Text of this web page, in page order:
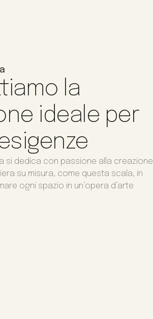
la
ideale per
si dedica con passione alla creazione
su misura, come questa scala, in
ogni spazio in un’opera d’arte